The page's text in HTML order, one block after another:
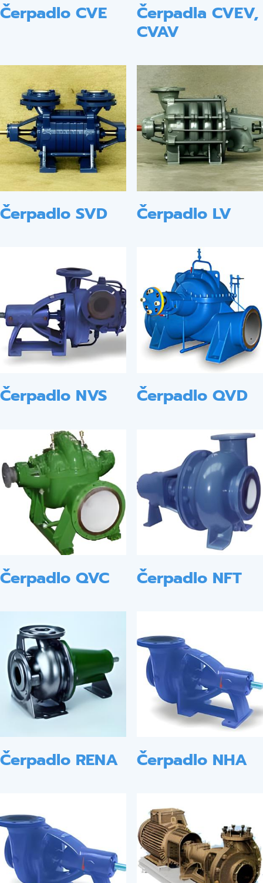
Čerpadlo CVE
Čerpadla CVEV,
CVAV
Čerpadlo SVD Čerpadlo LV
Čerpadlo NVS Čerpadlo QVD
Čerpadlo QVC Čerpadlo NFT
Čerpadlo RENA Čerpadlo NHA